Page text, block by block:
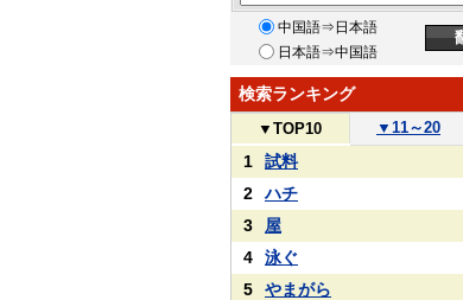
中国語⇒日本語
日本語⇒中国語
検索ランキング
▼ TOP10 ▼ 11～20
1
試料
2
ハチ
3
屋
4
泳ぐ
5
やまがら